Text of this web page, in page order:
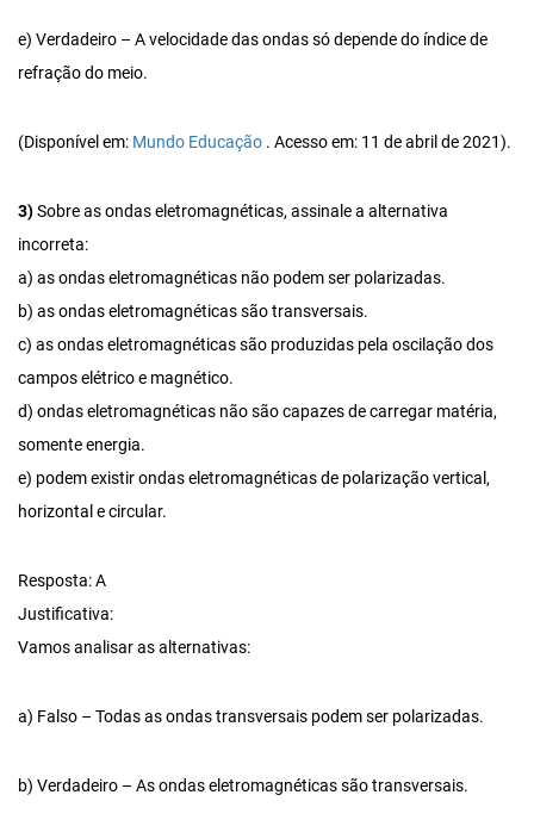
e) Verdadeiro – A velocidade das ondas só depende do índice de
refração do meio.
(Disponível em: Mundo Educação . Acesso em: 11 de abril de 2021).
3)Sobre as ondas eletromagnéticas, assinale a alternativa
incorreta:
a) as ondas eletromagnéticas não podem ser polarizadas.
b) as ondas eletromagnéticas são transversais.
c) as ondas eletromagnéticas são produzidas pela oscilação dos
campos elétrico e magnético.
d) ondas eletromagnéticas não são capazes de carregar matéria,
somente energia.
e) podem existir ondas eletromagnéticas de polarização vertical,
horizontal e circular.
Resposta: A
Justificativa:
Vamos analisar as alternativas:
a) Falso – Todas as ondas transversais podem ser polarizadas.
b) Verdadeiro – As ondas eletromagnéticas são transversais.